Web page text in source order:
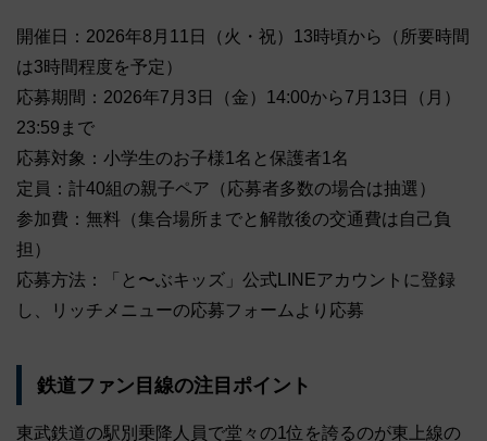
開催日：2026年8月11日（火・祝）13時頃から（所要時間
は3時間程度を予定）
応募期間：2026年7月3日（金）14:00から7月13日（月）
23:59まで
応募対象：小学生のお子様1名と保護者1名
定員：計40組の親子ペア（応募者多数の場合は抽選）
参加費：無料（集合場所までと解散後の交通費は自己負
担）
応募方法：「と〜ぶキッズ」公式LINEアカウントに登録
し、リッチメニューの応募フォームより応募
鉄道ファン目線の注目ポイント
東武鉄道の駅別乗降人員で堂々の1位を誇るのが東上線の